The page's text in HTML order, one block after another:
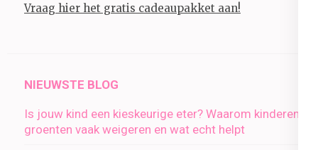
Vraag hier het gratis cadeaupakket aan!
NIEUWSTE BLOG
Is jouw kind een kieskeurige eter? Waarom kinderen
groenten vaak weigeren en wat echt helpt